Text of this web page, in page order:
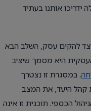
ידריכו אותנו בעתיד
להקים עסק, השלב הבא
היא מסמך שיציב
. במסגרת זו נצטרך
קהל היעד, את המצב
הכספי. תוכנית זו אינה